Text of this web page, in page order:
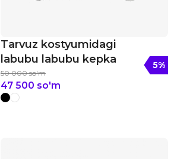
Tarvuz kostyumidagi
labubu labubu kepka
50 000 so'm
47 500 so'm
5%